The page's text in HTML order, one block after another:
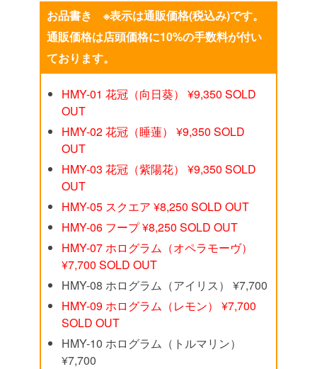
お品書き ※表示は通販価格(税込み)です。
通販価格は店頭価格に10%の手数料が付い
ております。
HMY-01 花冠（向日葵） ¥9,350 SOLD
OUT
HMY-02 花冠（睡蓮） ¥9,350 SOLD
OUT
HMY-03 花冠（紫陽花） ¥9,350 SOLD
OUT
HMY-05 スクエア ¥8,250 SOLD OUT
HMY-06 フープ ¥8,250 SOLD OUT
HMY-07 ホログラム（オペラモーヴ）
¥7,700 SOLD OUT
HMY-08 ホログラム（アイリス） ¥7,700
HMY-09 ホログラム（レモン） ¥7,700
SOLD OUT
HMY-10 ホログラム（トルマリン）
¥7,700